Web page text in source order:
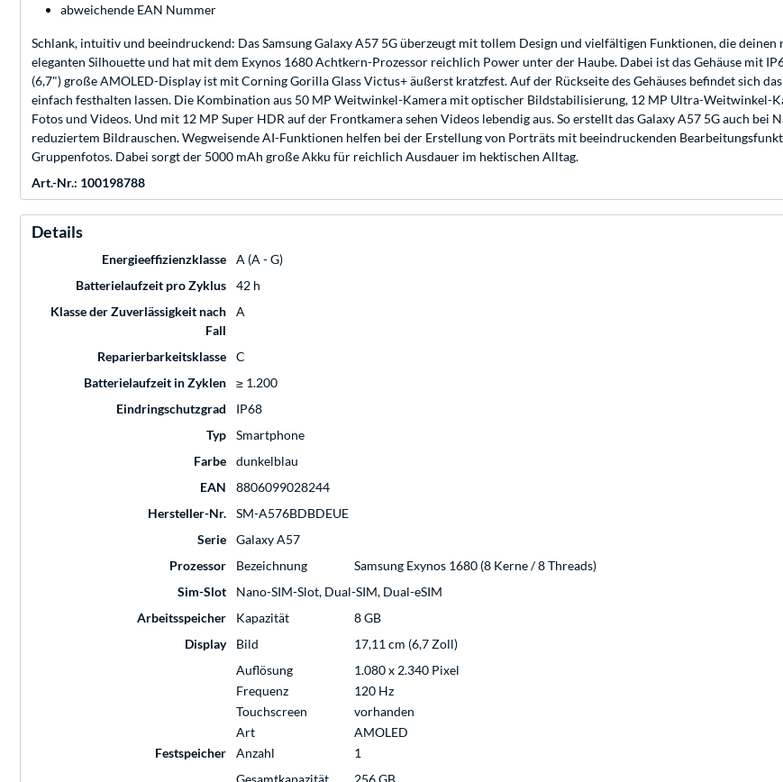
abweichende EAN Nummer
Schlank, intuitiv und beeindruckend: Das Samsung Galaxy A57 5G überzeugt mit tollem Design und vielfältigen Funktionen, die
eleganten Silhouette und hat mit dem Exynos 1680 Achtkern-Prozessor reichlich Power unter der Haube. Dabei ist das Gehäuse mit
(6,7") große AMOLED-Display ist mit Corning Gorilla Glass Victus+ äußerst kratzfest. Auf der Rückseite des Gehäuses befindet sich
einfach festhalten lassen. Die Kombination aus 50 MP Weitwinkel-Kamera mit optischer Bildstabilisierung, 12 MP Ultra-Weitwinkel-
Fotos und Videos. Und mit 12 MP Super HDR auf der Frontkamera sehen Videos lebendig aus. So erstellt das Galaxy A57 5G auch
reduziertem Bildrauschen. Wegweisende AI-Funktionen helfen bei der Erstellung von Porträts mit beeindruckenden
Gruppenfotos. Dabei sorgt der 5000 mAh große Akku für reichlich Ausdauer im hektischen Alltag.
Art.-Nr.: 100198788
Details
Energieeffizienzklasse
A (A - G)
Batterielaufzeit pro Zyklus
42 h
Klasse der Zuverlässigkeit nach
Fall
A
Reparierbarkeitsklasse
C
Batterielaufzeit in Zyklen
≥ 1.200
Eindringschutzgrad
IP68
Typ
Smartphone
Farbe
dunkelblau
EAN
8806099028244
Hersteller-Nr.
SM-A576BDBDEUE
Serie
Galaxy A57
Prozessor
Bezeichnung
Samsung Exynos 1680 (8 Kerne / 8 Threads)
Sim-Slot
Nano-SIM-Slot, Dual-SIM, Dual-eSIM
Arbeitsspeicher
Kapazität
8 GB
Display
Bild
17,11 cm (6,7 Zoll)
Auflösung
1.080 x 2.340 Pixel
Frequenz
120 Hz
Touchscreen
vorhanden
Art
AMOLED
Festspeicher
Anzahl
1
Gesamtkapazität
256 GB